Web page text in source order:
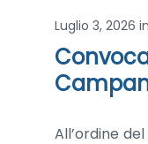
Luglio 3, 2026 in
All’ordine